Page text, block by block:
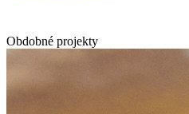
Obdobné projekty